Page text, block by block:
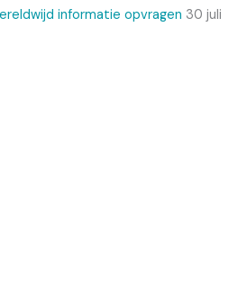
informatie opvragen 30 juli